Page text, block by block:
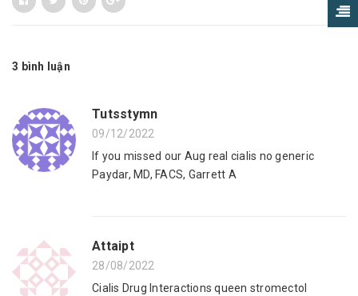
3 bình luận
Tutsstymn
09/12/2022
If you missed our Aug real cialis no generic
Paydar, MD, FACS, Garrett A
Attaipt
28/08/2022
Cialis Drug Interactions queen stromectol